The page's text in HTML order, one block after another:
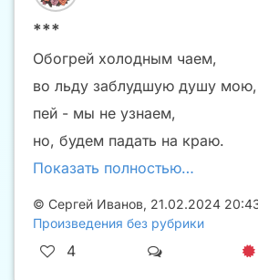
***
Обогрей холодным чаем,
во льду заблудшую душу мою,
пей - мы не узнаем,
но, будем падать на краю.
Показать полностью…
© Сергей Иванов, 21.02.2024
Произведения без рубрики
4